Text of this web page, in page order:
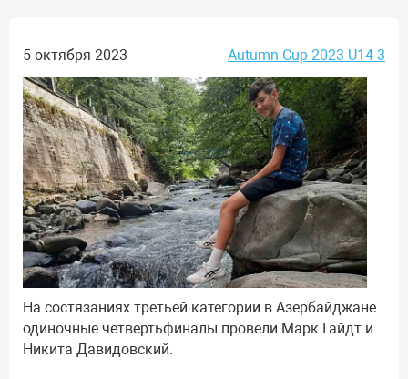
5 октября 2023 Autumn Cup 2023 U14 3
На состязаниях третьей категории в Азербайджане
одиночные четвертьфиналы провели Марк Гайдт и
Никита Давидовский.